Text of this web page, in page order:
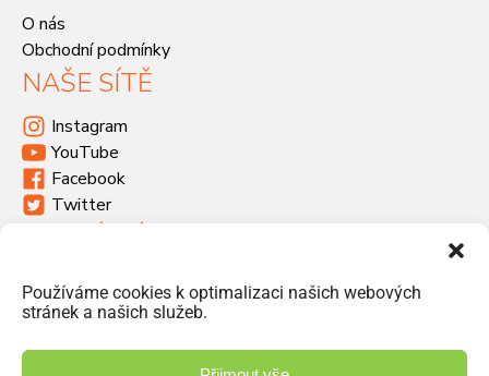
Používáme cookies k optimalizaci našich webových
stránek a našich služeb.
O nás
Obchodní podmínky
NAŠE SÍTĚ
Instagram
YouTube
Facebook
Twitter
Havlíčkova 46, 533 03 Dašice
+420 466 951 103